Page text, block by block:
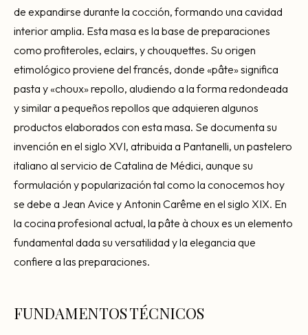
de expandirse durante la cocción, formando una cavidad
interior amplia. Esta masa es la base de preparaciones
como profiteroles, eclairs, y chouquettes. Su origen
etimológico proviene del francés, donde «pâte» significa
pasta y «choux» repollo, aludiendo a la forma redondeada
y similar a pequeños repollos que adquieren algunos
productos elaborados con esta masa. Se documenta su
invención en el siglo XVI, atribuida a Pantanelli, un pastelero
italiano al servicio de Catalina de Médici, aunque su
formulación y popularización tal como la conocemos hoy
se debe a Jean Avice y Antonin Carême en el siglo XIX. En
la cocina profesional actual, la pâte à choux es un elemento
fundamental dada su versatilidad y la elegancia que
confiere a las preparaciones.
FUNDAMENTOS TÉCNICOS